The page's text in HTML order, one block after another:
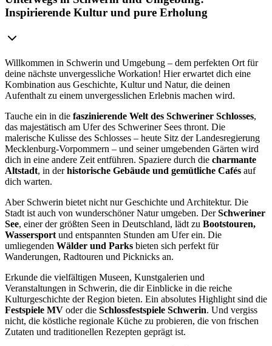
Inspirierende Kultur und pure Erholung
Willkommen in Schwerin und Umgebung – dem perfekten Ort für
deine nächste unvergessliche Workation! Hier erwartet dich eine
Kombination aus Geschichte, Kultur und Natur, die deinen
Aufenthalt zu einem unvergesslichen Erlebnis machen wird.
Tauche ein in die faszinierende Welt des Schweriner Schlosses,
das majestätisch am Ufer des Schweriner Sees thront. Die
malerische Kulisse des Schlosses – heute Sitz der Landesregierung
Mecklenburg-Vorpommern – und seiner umgebenden Gärten wird
dich in eine andere Zeit entführen. Spaziere durch die charmante
Altstadt, in derhistorische Gebäude und gemütliche Cafés auf
dich warten.
Aber Schwerin bietet nicht nur Geschichte und Architektur. Die
Stadt ist auch von wunderschöner Natur umgeben. DerSchweriner
See, einer der größten Seen in Deutschland, lädt zu Bootstouren,
Wassersport und entspannten Stunden am Ufer ein. Die
umliegenden Wälder und Parks bieten sich perfekt für
Wanderungen, Radtouren und Picknicks an.
Erkunde die vielfältigen Museen, Kunstgalerien und
Veranstaltungen in Schwerin, die dir Einblicke in die reiche
Kulturgeschichte der Region bieten. Ein absolutes Highlight sind die
Festspiele MV oder die Schlossfestspiele Schwerin. Und vergiss
nicht, die köstliche regionale Küche zu probieren, die von frischen
Zutaten und traditionellen Rezepten geprägt ist.